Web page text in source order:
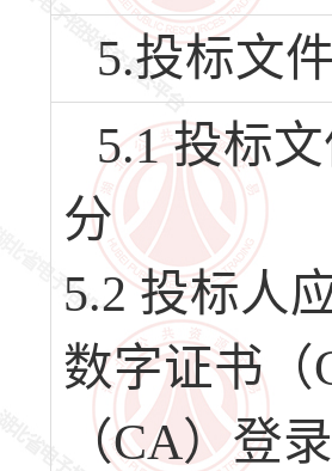
5.投标文
5.1 投标
分
5.2 投标人
数字证书（
（CA）登